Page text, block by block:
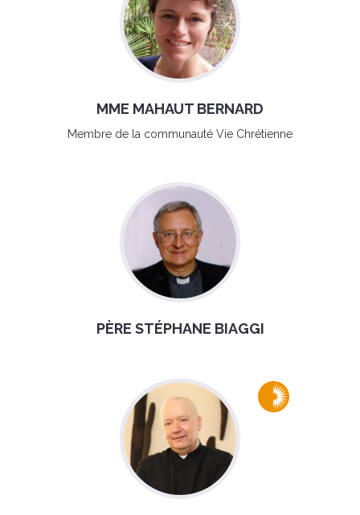
MME MAHAUT BERNARD
Membre de la communauté Vie Chrétienne
PÈRE STÉPHANE BIAGGI